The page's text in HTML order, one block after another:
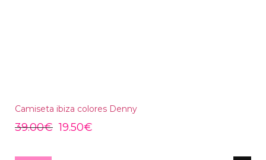
Camiseta ibiza colores Denny
39.00€ 19.50€